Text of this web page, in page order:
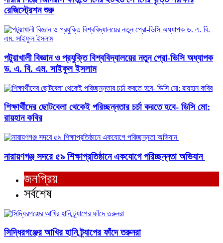
রেজিস্ট্রেশন শুরু
পটুয়াখালী বিজ্ঞান ও প্রযুক্তি বিশ্ববিদ্যালয়ের নতুন প্রো-ভিসি অধ্যাপক
ড. এ. বি. এম. সাইফুল ইসলাম
শিক্ষার্থীদের ছোটবেলা থেকেই পরিচ্ছন্নতার চর্চা করতে হবে- ডিসি মো:
রায়হান কবির
নারায়ণগঞ্জ সদরে ৫৯ শিক্ষাপ্রতিষ্ঠানে একযোগে পরিচ্ছন্নতা অভিযান ​
জনপ্রিয়
সর্বশেষ
সিদ্ধিরগঞ্জের আখির হানি ট্র্যাপের ফাঁদে তরুনরা